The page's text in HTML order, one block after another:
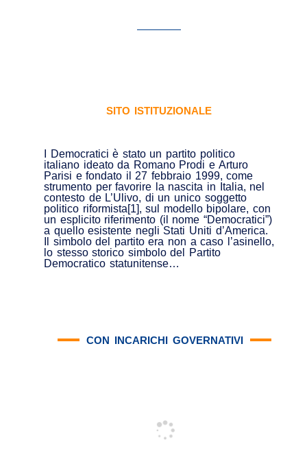
SITO ISTITUZIONALE
I Democratici è stato un partito politico
italiano ideato da Romano Prodi e Arturo
Parisi e fondato il 27 febbraio 1999, come
strumento per favorire la nascita in Italia, nel
contesto de L’Ulivo, di un unico soggetto
politico riformista[1], sul modello bipolare, con
un esplicito riferimento (il nome “Democratici”)
a quello esistente negli Stati Uniti d’America.
Il simbolo del partito era non a caso l’asinello,
lo stesso storico simbolo del Partito
Democratico statunitense…
CON INCARICHI GOVERNATIVI